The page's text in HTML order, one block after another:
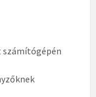
számítógépén